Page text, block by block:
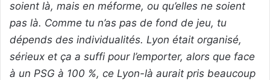
soient là, mais en méforme, ou qu’elles ne soient
pas là. Comme tu n’as pas de fond de jeu, tu
dépends des individualités. Lyon était organisé,
sérieux et ça a suffi pour l’emporter, alors que face
à un PSG à 100 %, ce Lyon-là aurait pris beaucoup